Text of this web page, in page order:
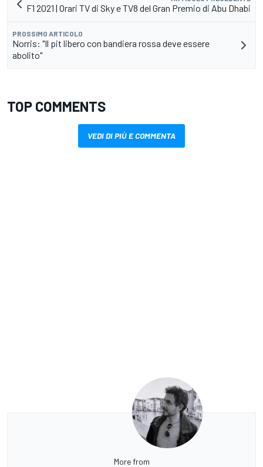
F1 2021 | Orari TV di Sky e TV8 del Gran Premio di Abu Dhabi
PROSSIMO ARTICOLO
Norris: "Il pit libero con bandiera rossa deve essere
abolito"
TOP COMMENTS
VEDI DI PIÙ E COMMENTA
More from